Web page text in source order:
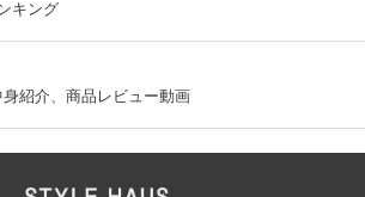
ンキング
紹介、商品レビュー動画